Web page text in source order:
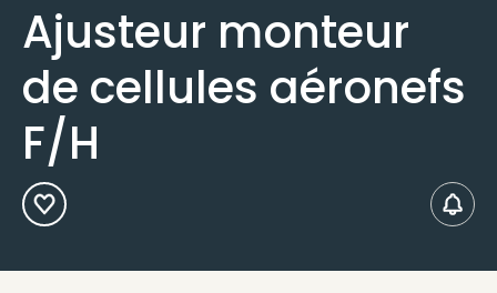
Ajusteur monteur
de cellules aéronefs
F/H
Ajouter aux Favoris